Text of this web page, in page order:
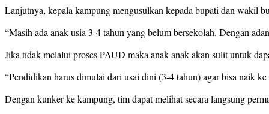
Lanjutnya, kepala kampung mengusulkan kepada bupati dan wakil
“Masih ada anak usia 3-4 tahun yang belum bersekolah. Dengan
Jika tidak melalui proses PAUD maka anak-anak akan sulit untuk
“Pendidikan harus dimulai dari usai dini (3-4 tahun) agar bisa naik
Dengan kunker ke kampung, tim dapat melihat secara langsung